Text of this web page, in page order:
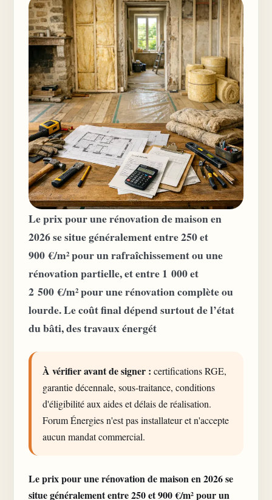
Le prix pour une rénovation de maison en
2026 se situe généralement entre 250 et
900 €/m² pour un rafraîchissement ou une
rénovation partielle, et entre 1 000 et
2 500 €/m² pour une rénovation complète ou
lourde. Le coût final dépend surtout de l’état
du bâti, des travaux énergét
À vérifier avant de signer : certifications RGE,
garantie décennale, sous-traitance, conditions
d'éligibilité aux aides et délais de réalisation.
Forum Énergies n'est pas installateur et n'accepte
aucun mandat commercial.
Le prix pour une rénovation de maison en 2026 se
situe généralement entre 250 et 900 €/m² pour un